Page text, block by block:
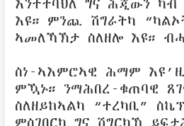
እንተተባህለ ግና ሕጂውን
እዩ። ምንጪ ሽግራትካ
ኣመለኻኽታ ስለዘሎ እዩ።
ስነ-ኣእምሮኣዊ ሕማም
ምዃኑ። ንማሕበረ-ቁጠባዊ
ስለዘይከኣልካ “ተረካቢ”
ምስገበርካ ግና ሽግርካኸ